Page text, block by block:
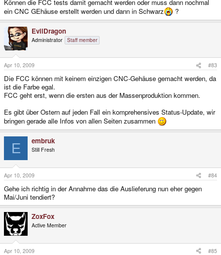
Können die FCC tests damit gemacht werden oder muss dann nochmal
ein CNC GEhäuse erstellt werden und dann in Schwarz
?
EvilDragon
Administrator Staff member
Apr 10, 2009 #83
Die FCC können mit keinem einzigen CNC-Gehäuse gemacht werden, da
ist die Farbe egal.
FCC geht erst, wenn die ersten aus der Massenproduktion kommen.
Es gibt über Ostern auf jeden Fall ein komprehensives Status-Update, wir
bringen gerade alle Infos von allen Seiten zusammen
E embruk
Still Fresh
Apr 10, 2009 #84
Gehe ich richtig in der Annahme das die Auslieferung nun eher gegen
Mai/Juni tendiert?
ZoxFox
Active Member
Apr 10, 2009 #85